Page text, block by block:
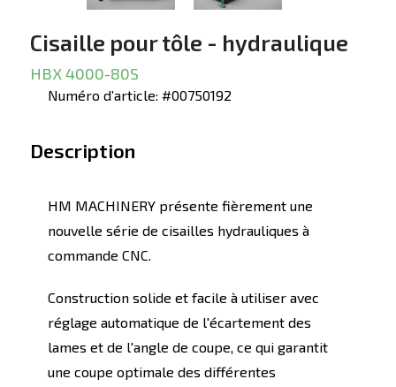
Cisaille pour tôle - hydraulique
HBX 4000-80S
Numéro d’article: #00750192
Description
HM MACHINERY présente fièrement une
nouvelle série de cisailles hydrauliques à
commande CNC.
Construction solide et facile à utiliser avec
réglage automatique de l'écartement des
lames et de l'angle de coupe, ce qui garantit
une coupe optimale des différentes